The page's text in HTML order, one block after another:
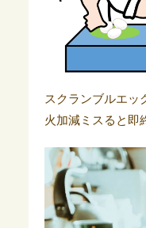
スクランブルエッ
火加減ミスると即